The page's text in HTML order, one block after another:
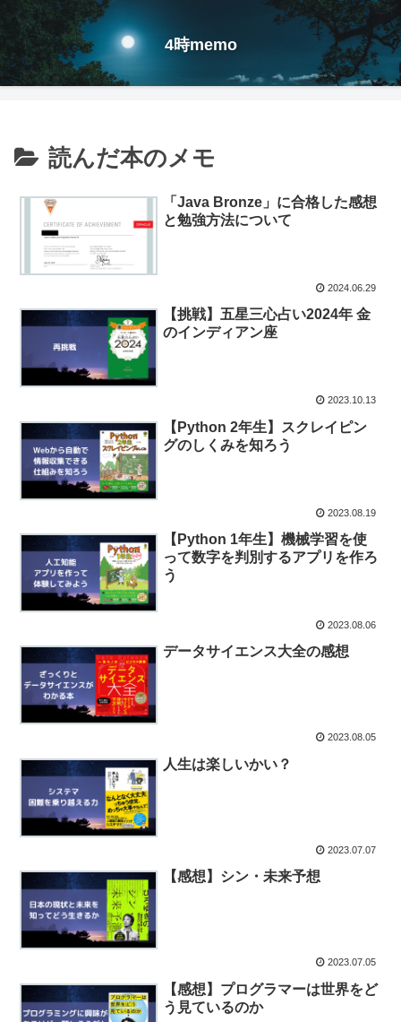
4時memo
読んだ本のメモ
「Java Bronze」に合格した感想
と勉強方法について
2024.06.29
【挑戦】五星三心占い2024年 金
のインディアン座
2023.10.13
【Python 2年生】スクレイピン
グのしくみを知ろう
2023.08.19
【Python 1年生】機械学習を使
って数字を判別するアプリを作ろ
う
2023.08.06
データサイエンス大全の感想
2023.08.05
人生は楽しいかい？
2023.07.07
【感想】シン・未来予想
2023.07.05
【感想】プログラマーは世界をど
う見ているのか